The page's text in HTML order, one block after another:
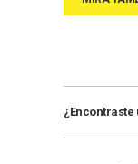
¿Encontraste